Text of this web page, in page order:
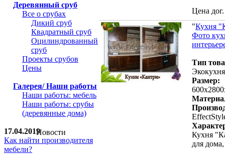
Деревянный сруб
Все о срубах
Дикий сруб
Квадратный сруб
Оцилиндрованный
сруб
Проекты срубов
Цены
Галерея/ Наши работы
Наши работы: мебель
Наши работы: срубы
(деревянные дома)
Новости
17.04.2019
Как найти производителя
мебели?
Цена дог.
"Кухня
Фото
Тип
Экокухня
Размер:
Кухня
для